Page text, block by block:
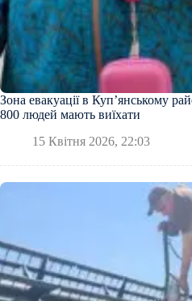
Зона евакуації в Куп’янському
800 людей мають виїхати
15 Квітня 2026, 22:03